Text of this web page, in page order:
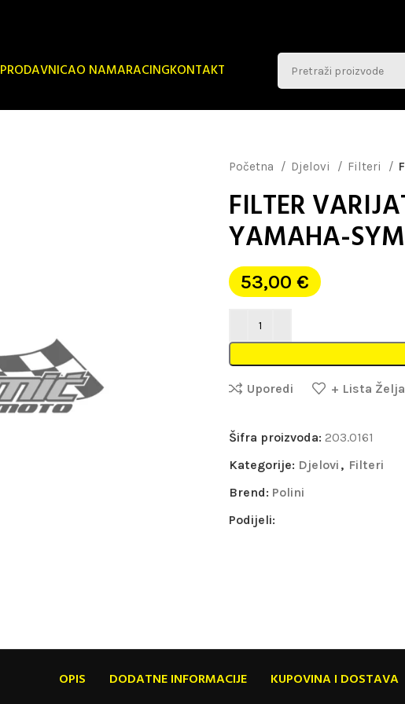
PRODAVNICAO NAMARACINGKONTAKT
Početna Djelovi Filteri
FILTER
YAMAHA-SYM
53,00 €
Uporedi + Lista Želja
Šifra proizvoda: 203.0161
Kategorije: Djelovi , Filteri
Brend: Polini
Podijeli:
OPIS DODATNE INFORMACIJE KUPOVINA I DOSTAVA